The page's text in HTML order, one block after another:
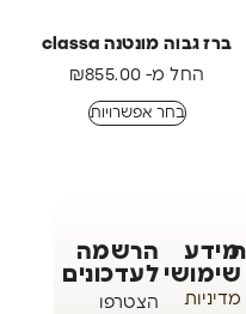
ברז גבוה מונטנה classa
החל מ-
₪855.00
בחר אפשרויות
מידע
שימושי
מדיניות
הרשמה
לעדכונים
הצטרפו